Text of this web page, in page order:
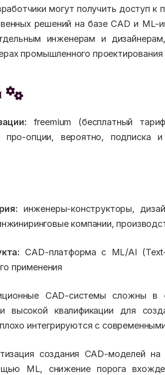
могут получить доступ к
решений на базе CAD и ML-
инженерам и
промышленного проектирования
freemium (бесплатный
про-опции, вероятно, подписка
инженеры-конструкторы,
компании,
CAD-платформа с ML/AI
применения
CAD-системы сложны в
высокой квалификации для
интегрируются с
создания CAD-моделей на
ML, снижение порога